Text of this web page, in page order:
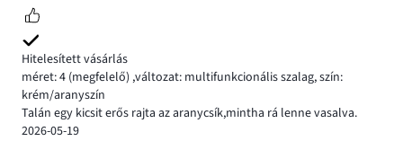
Hitelesített vásárlás
méret: 4 (megfelelő) ,változat: multifunkcionális szalag,szín:
krém/aranyszín
Talán egy kicsit erős rajta az aranycsík,mintha rá lenne vasalva.
2026-05-19